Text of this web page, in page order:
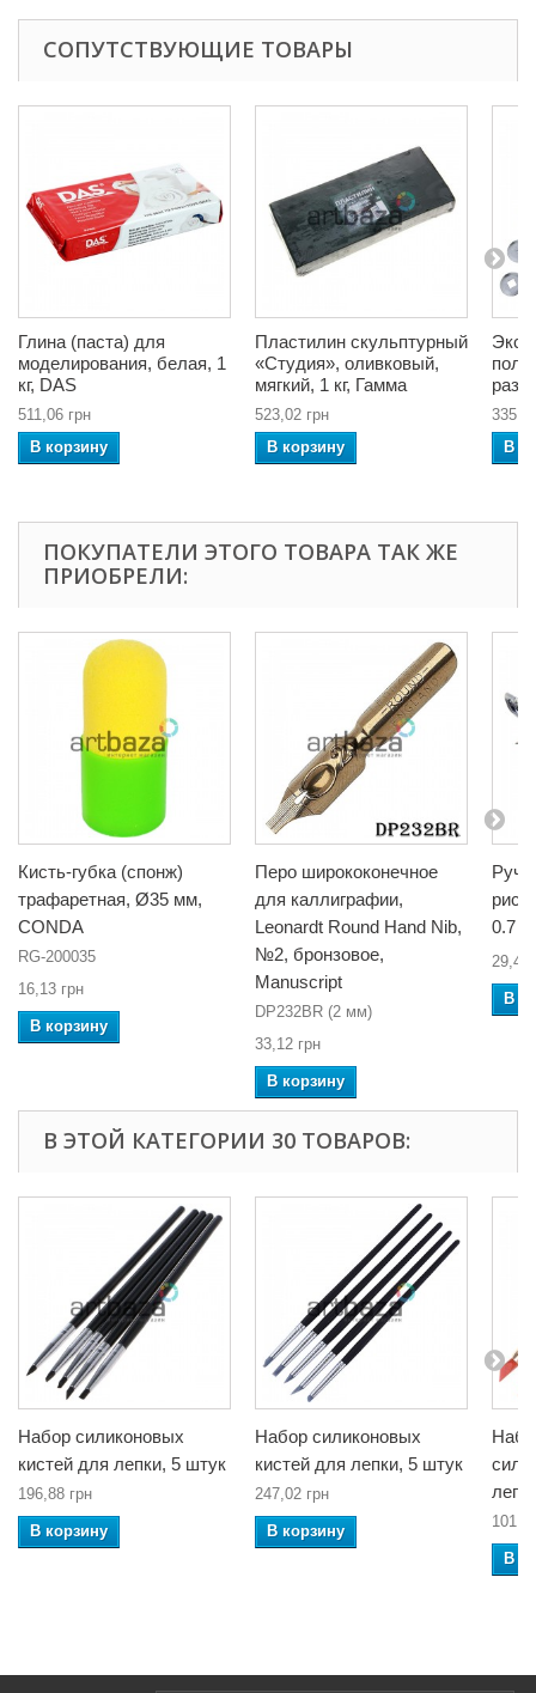
СОПУТСТВУЮЩИЕ ТОВАРЫ
Глина (паста) для
моделирования, белая, 1
кг, DAS
511,06 грн
В корзину
Пластилин скульптурный
«Студия», оливковый,
мягкий, 1 кг, Гамма
523,02 грн
В корзину
В
ПОКУПАТЕЛИ ЭТОГО ТОВАРА ТАК ЖЕ
ПРИОБРЕЛИ:
Кисть-губка (спонж)
трафаретная, Ø35 мм,
CONDA
RG-200035
16,13 грн
В корзину
Перо ширококонечное
для каллиграфии,
Leonardt Round Hand Nib,
№2, бронзовое,
Manuscript
DP232BR (2 мм)
33,12 грн
В корзину
0.7
29,44
В
В ЭТОЙ КАТЕГОРИИ 30 ТОВАРОВ:
Набор силиконовых
кистей для лепки, 5 штук
196,88 грн
В корзину
Набор силиконовых
кистей для лепки, 5 штук
247,02 грн
В корзину
В